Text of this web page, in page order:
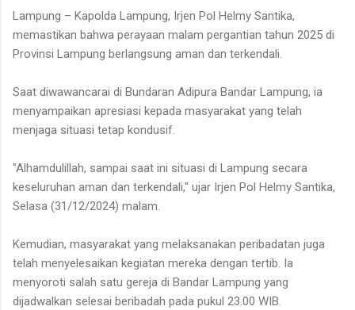
Lampung – Kapolda Lampung, Irjen Pol Helmy Santika,
memastikan bahwa perayaan malam pergantian tahun 2025 di
Provinsi Lampung berlangsung aman dan terkendali.
Saat diwawancarai di Bundaran Adipura Bandar Lampung, ia
menyampaikan apresiasi kepada masyarakat yang telah
menjaga situasi tetap kondusif.
"Alhamdulillah, sampai saat ini situasi di Lampung secara
keseluruhan aman dan terkendali," ujar Irjen Pol Helmy Santika,
Selasa (31/12/2024) malam.
Kemudian, masyarakat yang melaksanakan peribadatan juga
telah menyelesaikan kegiatan mereka dengan tertib. Ia
menyoroti salah satu gereja di Bandar Lampung yang
dijadwalkan selesai beribadah pada pukul 23.00 WIB.